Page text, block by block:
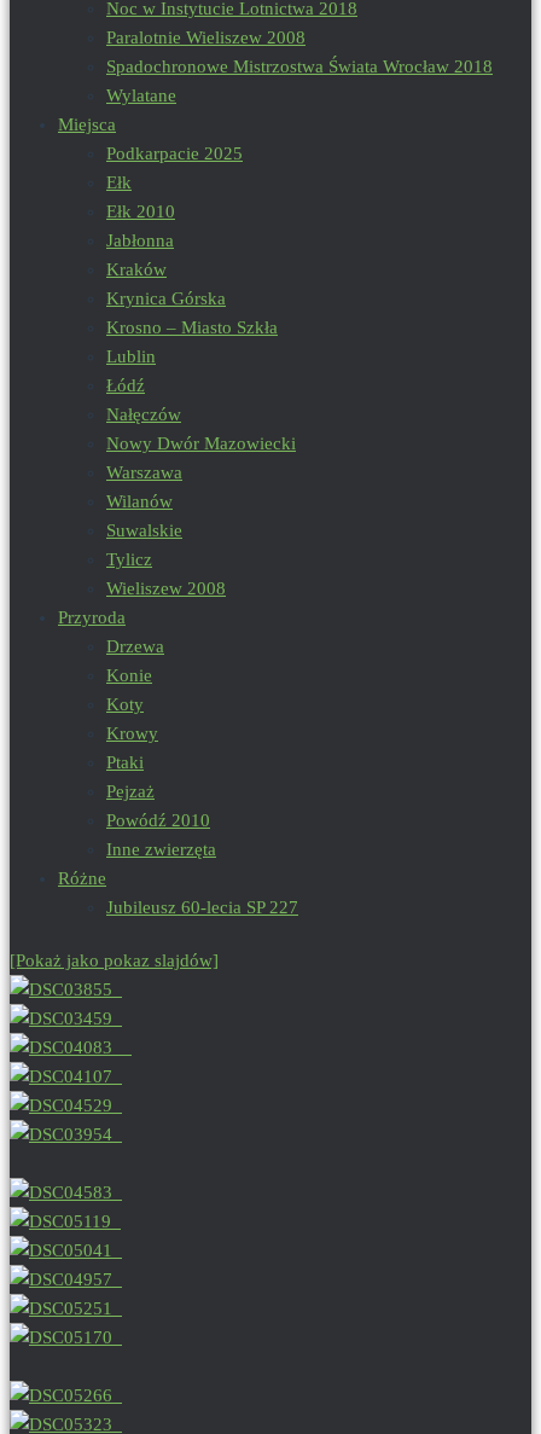
Noc w Instytucie Lotnictwa 2018
Paralotnie Wieliszew 2008
Spadochronowe Mistrzostwa Świata Wrocław 2018
Wylatane
Miejsca
Podkarpacie 2025
Ełk
Ełk 2010
Jabłonna
Kraków
Krynica Górska
Krosno – Miasto Szkła
Lublin
Łódź
Nałęczów
Nowy Dwór Mazowiecki
Warszawa
Wilanów
Suwalskie
Tylicz
Wieliszew 2008
Przyroda
Drzewa
Konie
Koty
Krowy
Ptaki
Pejzaż
Powódź 2010
Inne zwierzęta
Różne
Jubileusz 60-lecia SP 227
[Pokaż jako pokaz slajdów]